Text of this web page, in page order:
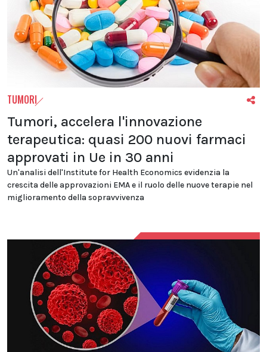
TUMORI
Tumori, accelera l'innovazione
terapeutica: quasi 200 nuovi farmaci
approvati in Ue in 30 anni
Un'analisi dell'Institute for Health Economics evidenzia la
crescita delle approvazioni EMA e il ruolo delle nuove terapie nel
miglioramento della sopravvivenza